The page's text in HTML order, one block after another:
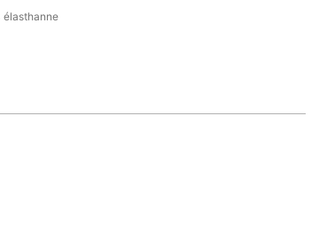
élasthanne